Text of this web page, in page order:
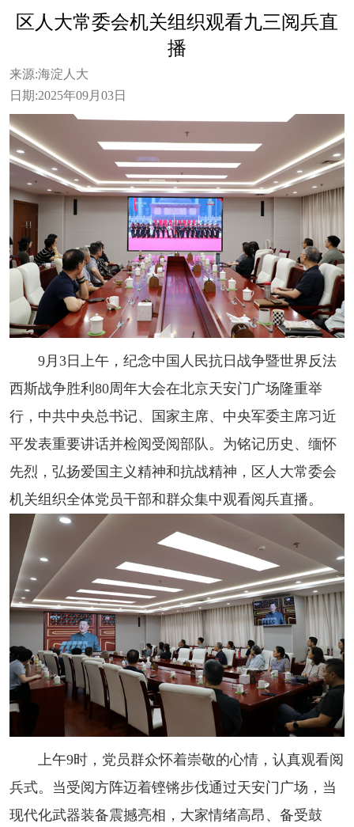
区人大常委会机关组织观看九三阅兵直
播
来源:海淀人大
日期:2025年09月03日
9月3日上午，纪念中国人民抗日战争暨世界反法
西斯战争胜利80周年大会在北京天安门广场隆重举
行，中共中央总书记、国家主席、中央军委主席习近
平发表重要讲话并检阅受阅部队。为铭记历史、缅怀
先烈，弘扬爱国主义精神和抗战精神，区人大常委会
机关组织全体党员干部和群众集中观看阅兵直播。
上午9时，党员群众怀着崇敬的心情，认真观看阅
兵式。当受阅方阵迈着铿锵步伐通过天安门广场，当
现代化武器装备震撼亮相，大家情绪高昂、备受鼓